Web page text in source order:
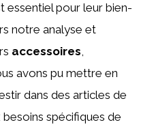
essentiel pour leur bien-
notre analyse et
accessoires,
avons pu mettre en
dans des articles de
spécifiques de